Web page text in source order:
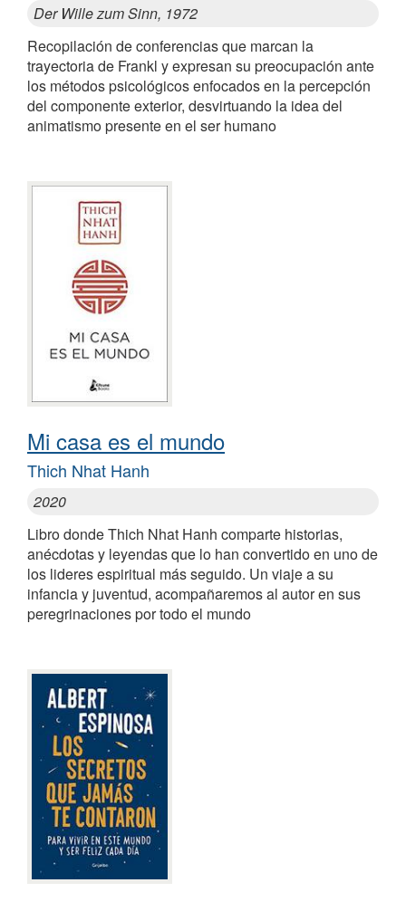
Der Wille zum Sinn, 1972
Recopilación de conferencias que marcan la
trayectoria de Frankl y expresan su preocupación ante
los métodos psicológicos enfocados en la percepción
del componente exterior, desvirtuando la idea del
animatismo presente en el ser humano
Mi casa es el mundo
Thich Nhat Hanh
2020
Libro donde Thich Nhat Hanh comparte historias,
anécdotas y leyendas que lo han convertido en uno de
los lideres espiritual más seguido. Un viaje a su
infancia y juventud, acompañaremos al autor en sus
peregrinaciones por todo el mundo